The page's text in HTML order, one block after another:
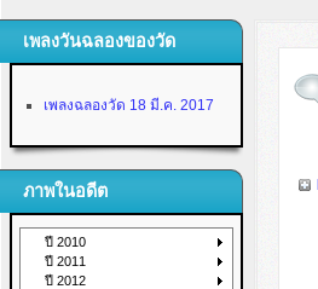
เพลงวันฉลองของวัด
เพลงฉลองวัด 18 มี.ค. 2017
ภาพในอดีต
ปี 2010
ปี 2011
ปี 2012